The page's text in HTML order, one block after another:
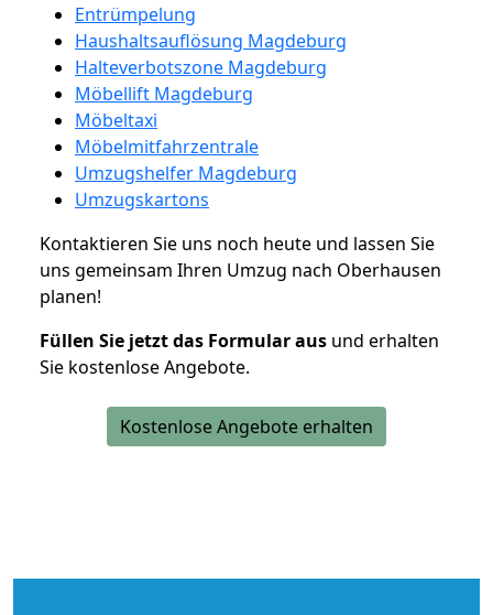
Entrümpelung
Haushaltsauflösung Magdeburg
Halteverbotszone Magdeburg
Möbellift Magdeburg
Möbeltaxi
Möbelmitfahrzentrale
Umzugshelfer Magdeburg
Umzugskartons
Kontaktieren Sie uns noch heute und lassen Sie
uns gemeinsam Ihren Umzug nach Oberhausen
planen!
Füllen Sie jetzt das Formular aus und erhalten
Sie kostenlose Angebote.
Kostenlose Angebote erhalten